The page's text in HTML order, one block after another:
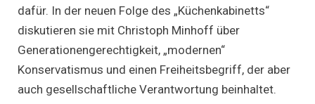
im
dafür. In der neuen Folge des „Küchenkabinetts“
diskutieren sie mit Christoph Minhoff über
Generationengerechtigkeit, „modernen“
Konservatismus und einen Freiheitsbegriff, der aber
auch gesellschaftliche Verantwortung beinhaltet.